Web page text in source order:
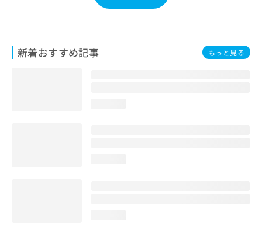
新着おすすめ記事 もっと見る
わ